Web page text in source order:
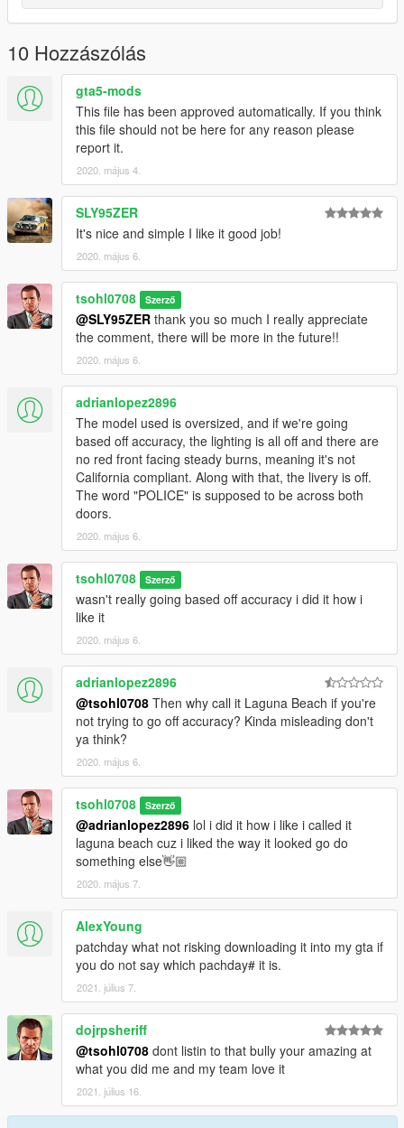
10 Hozzászólás
gta5-mods
This file has been approved automatically. If you think
this file should not be here for any reason please
report it.
2020. május 4.
SLY95ZER
It's nice and simple I like it good job!
2020. május 6.
tsohl0708 Szerző
@SLY95ZER thank you so much I really appreciate
the comment, there will be more in the future!!
2020. május 6.
adrianlopez2896
The model used is oversized, and if we're going
based off accuracy, the lighting is all off and there are
no red front facing steady burns, meaning it's not
California compliant. Along with that, the livery is off.
The word "POLICE" is supposed to be across both
doors.
2020. május 6.
tsohl0708 Szerző
wasn't really going based off accuracy i did it how i
like it
2020. május 6.
adrianlopez2896
@tsohl0708 Then why call it Laguna Beach if you're
not trying to go off accuracy? Kinda misleading don't
ya think?
2020. május 6.
tsohl0708 Szerző
@adrianlopez2896 lol i did it how i like i called it
laguna beach cuz i liked the way it looked go do
something else👋🏼
2020. május 7.
AlexYoung
patchday what not risking downloading it into my gta if
you do not say which pachday# it is.
2021. július 7.
dojrpsheriff
@tsohl0708 dont listin to that bully your amazing at
what you did me and my team love it
2021. július 16.